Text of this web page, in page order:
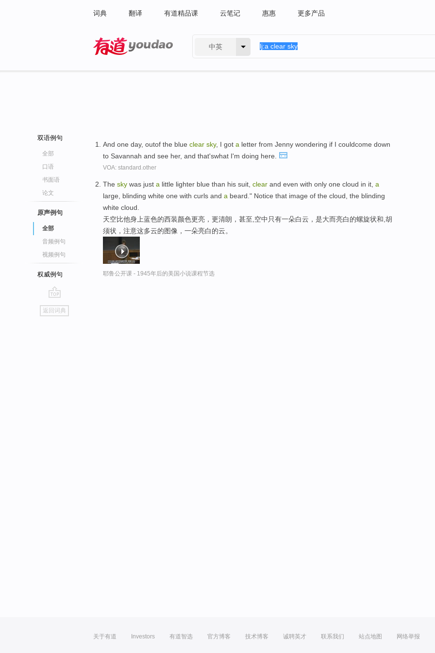
词典 翻译 有道精品课 云笔记 惠惠 更多产品
中英
双语例句
全部
口语
书面语
论文
原声例句
全部
音频例句
视频例句
权威例句
go
top
返回词典
And one day, outof the blue clear sky, I got a letter from Jenny wondering if I couldcome down
to Savannah and see her, and that'swhat I'm doing here.
VOA: standard.other
The sky was just a little lighter blue than his suit, clear and even with only one cloud in it, a
large, blinding white one with curls and a beard." Notice that image of the cloud, the blinding
white cloud.
天空比他身上蓝色的西装颜色更亮，更清朗，甚至,空中只有一朵白云，是大而亮白的螺旋状和,胡
须状，注意这多云的图像，一朵亮白的云。
耶鲁公开课 - 1945年后的美国小说课程节选
关于有道 Investors 有道智选 官方博客 技术博客 诚聘英才 联系我们 站点地图 网络举报